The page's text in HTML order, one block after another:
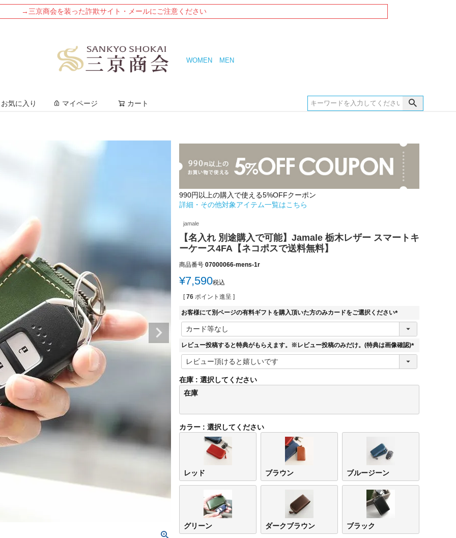
→三京商会を装った詐欺サイト・メールにご注意ください
WOMEN MEN
お気に入り マイページ カート
990円以上の購入で使える5%OFFクーポン
詳細・その他対象アイテム一覧はこちら
jamale
【名入れ 別途購入で可能】Jamale 栃木レザー スマートキ
ーケース4FA【ネコポスで送料無料】
商品番号 07000066-mens-1r
¥7,590税込
[ 76 ポイント進呈 ]
お客様にて別ページの有料ギフトを購入頂いた方のみカードをご選択ください
(
須
レビュー投稿すると特典がもらえます。※レビュー投稿のみだけ。(特典は画像確認)
(
)
在庫
選択してください
在庫
カラー 選択してください
レッド ブラウン ブルージーン
グリーン ダークブラウン ブラック